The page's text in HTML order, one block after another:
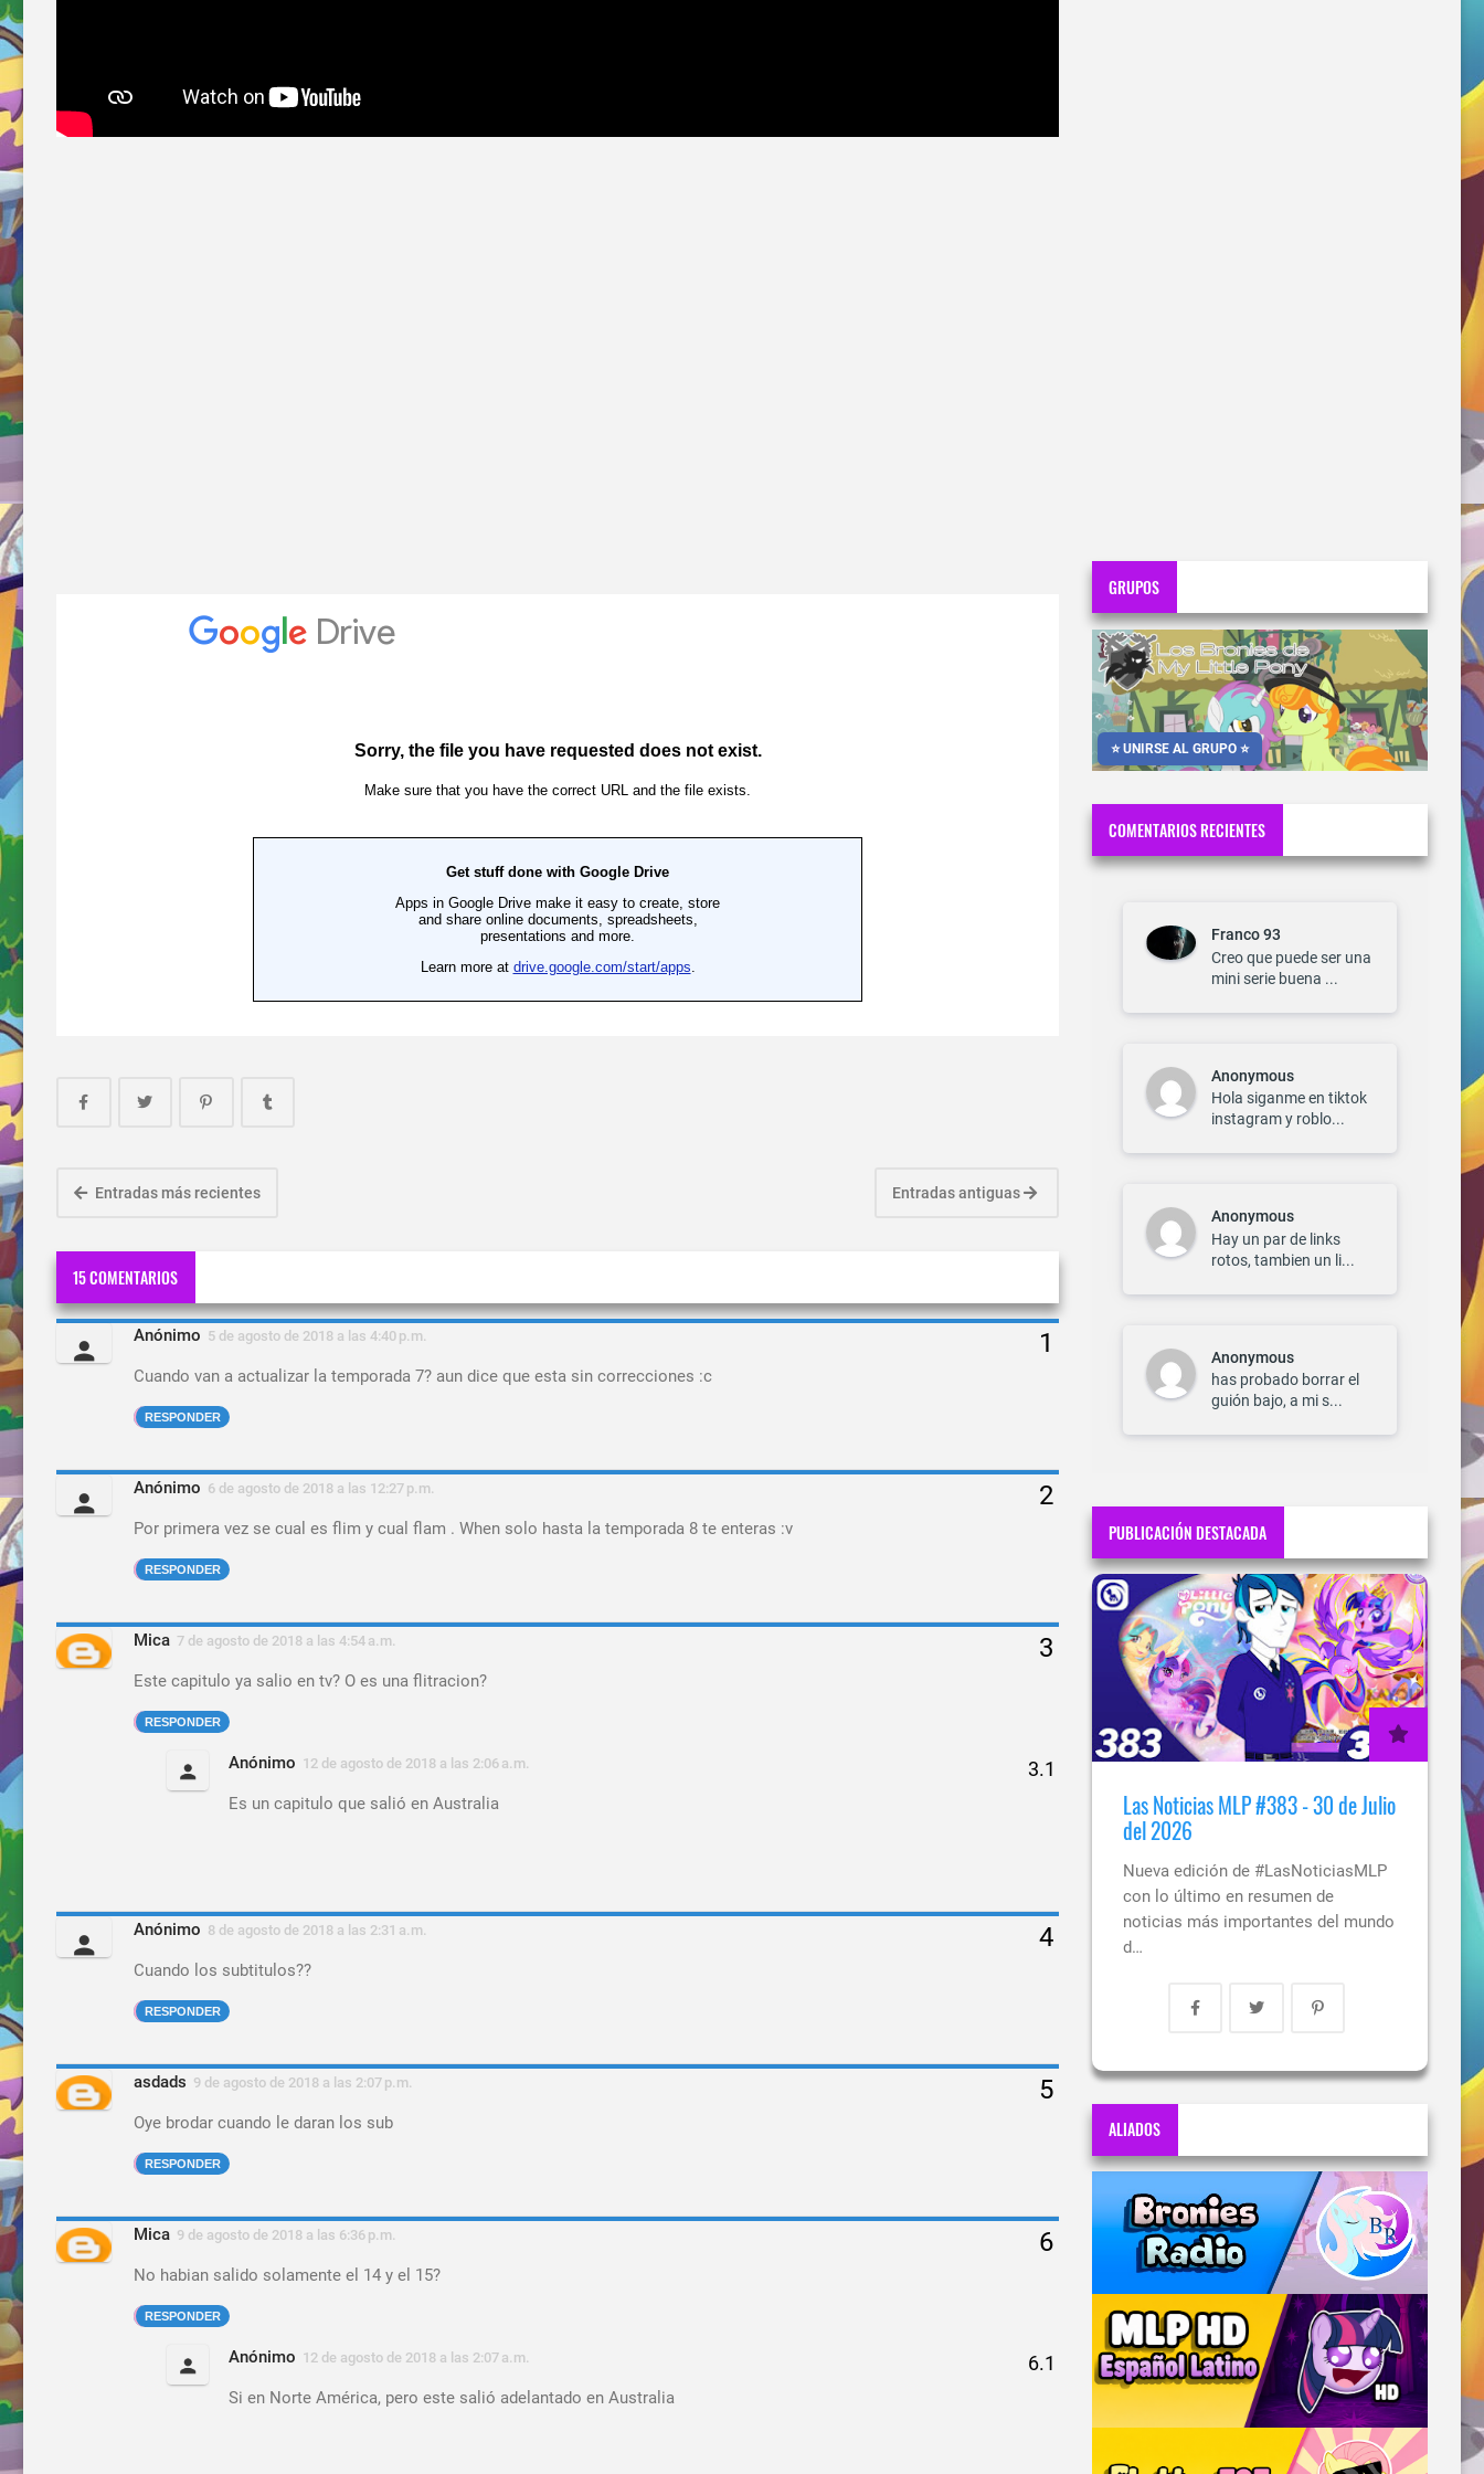
Entradas más recientes Entradas antiguas
15 COMENTARIOS
Anónimo 5 de agosto de 2018 a las 4:40 p.m.
Cuando van a actualizar la temporada 7? aun dice que esta sin correcciones :c
RESPONDER
Anónimo 6 de agosto de 2018 a las 12:27 p.m.
Por primera vez se cual es flim y cual flam . When solo hasta la temporada 8 te enteras :v
RESPONDER
Mica 7 de agosto de 2018 a las 4:54 a.m.
Este capitulo ya salio en tv? O es una flitracion?
RESPONDER
Anónimo 12 de agosto de 2018 a las 2:06 a.m.
Es un capitulo que salió en Australia
Anónimo 8 de agosto de 2018 a las 2:31 a.m.
Cuando los subtitulos??
RESPONDER
asdads 9 de agosto de 2018 a las 2:07 p.m.
Oye brodar cuando le daran los sub
RESPONDER
Mica 9 de agosto de 2018 a las 6:36 p.m.
No habian salido solamente el 14 y el 15?
RESPONDER
Anónimo 12 de agosto de 2018 a las 2:07 a.m.
Si en Norte América, pero este salió adelantado en Australia
GRUPOS
⭐ UNIRSE AL GRUPO ⭐
COMENTARIOS RECIENTES
Franco 93
Creo que puede ser una
mini serie buena ...
Anonymous
Hola siganme en tiktok
instagram y roblo...
Anonymous
Hay un par de links
rotos, tambien un li...
Anonymous
has probado borrar el
guión bajo, a mi s...
PUBLICACIÓN DESTACADA
Las Noticias MLP #383 - 30 de Julio
del 2026
Nueva edición de #LasNoticiasMLP
con lo último en resumen de
noticias más importantes del mundo
d…
ALIADOS